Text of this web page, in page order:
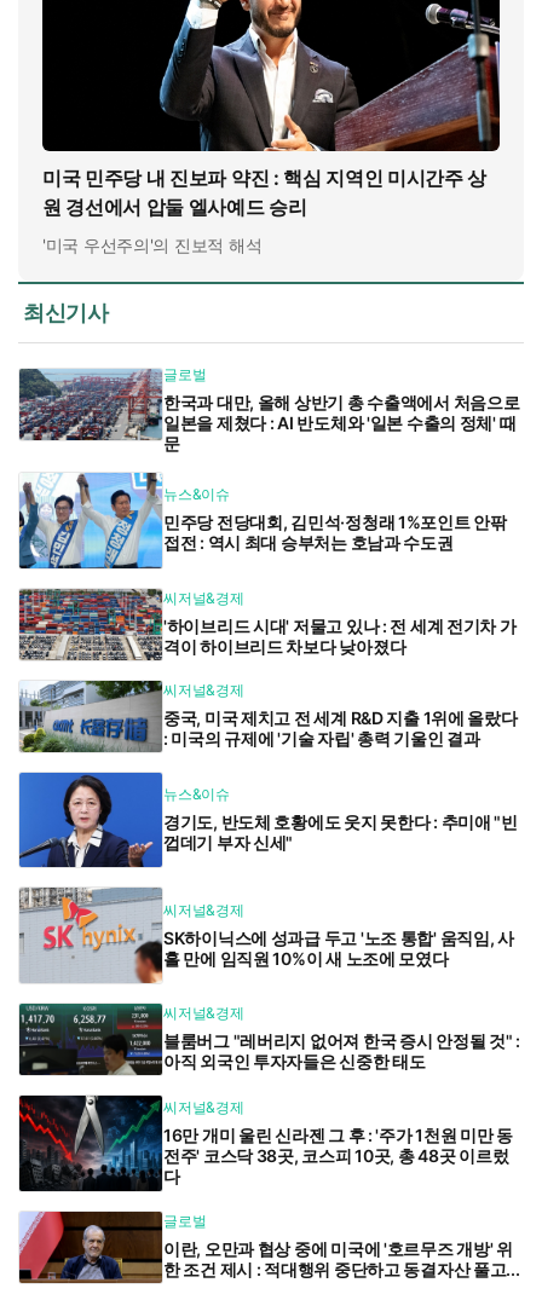
미국 민주당 내 진보파 약진 : 핵심 지역인 미시간주 상
원 경선에서 압둘 엘사예드 승리
'미국 우선주의'의 진보적 해석
최신기사
글로벌
한국과 대만, 올해 상반기 총 수출액에서 처음으로
일본을 제쳤다 : AI 반도체와 '일본 수출의 정체' 때
문
뉴스&이슈
민주당 전당대회, 김민석·정청래 1%포인트 안팎
접전 : 역시 최대 승부처는 호남과 수도권
씨저널&경제
'하이브리드 시대' 저물고 있나 : 전 세계 전기차 가
격이 하이브리드 차보다 낮아졌다
씨저널&경제
중국, 미국 제치고 전 세계 R&D 지출 1위에 올랐다
: 미국의 규제에 '기술 자립' 총력 기울인 결과
뉴스&이슈
경기도, 반도체 호황에도 웃지 못한다 : 추미애 "빈
껍데기 부자 신세"
씨저널&경제
SK하이닉스에 성과급 두고 '노조 통합' 움직임, 사
흘 만에 임직원 10%이 새 노조에 모였다
씨저널&경제
블룸버그 "레버리지 없어져 한국 증시 안정될 것" :
아직 외국인 투자자들은 신중한 태도
씨저널&경제
16만 개미 울린 신라젠 그 후 : '주가 1천원 미만 동
전주' 코스닥 38곳, 코스피 10곳, 총 48곳 이르렀
다
글로벌
이란, 오만과 협상 중에 미국에 '호르무즈 개방' 위
한 조건 제시 : 적대행위 중단하고 동결자산 풀고...